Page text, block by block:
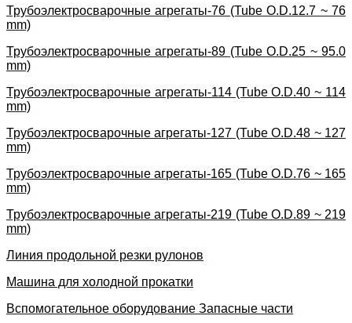
Трубоэлектросварочные агрегаты-76 (Tube O.D.12.7 ~ 76
mm)
Трубоэлектросварочные агрегаты-89 (Tube O.D.25 ~ 95.0
mm)
Трубоэлектросварочные агрегаты-114 (Tube O.D.40 ~ 114
mm)
Трубоэлектросварочные агрегаты-127 (Tube O.D.48 ~ 127
mm)
Трубоэлектросварочные агрегаты-165 (Tube O.D.76 ~ 165
mm)
Трубоэлектросварочные агрегаты-219 (Tube O.D.89 ~ 219
mm)
Линия продольной резки рулонов
Машина для холодной прокатки
Вспомогательное оборудование Запасные части